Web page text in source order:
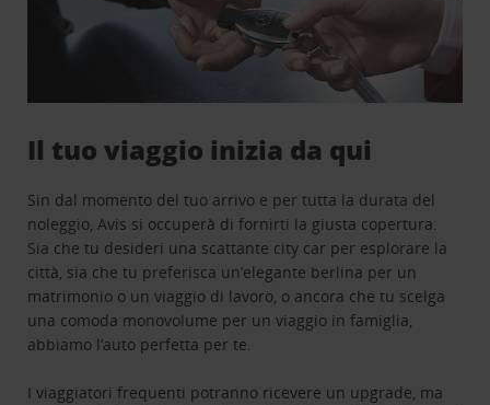
Il tuo viaggio inizia da qui
Sin dal momento del tuo arrivo e per tutta la durata del
noleggio, Avis si occuperà di fornirti la giusta copertura.
Sia che tu desideri una scattante city car per esplorare la
città, sia che tu preferisca un’elegante berlina per un
matrimonio o un viaggio di lavoro, o ancora che tu scelga
una comoda monovolume per un viaggio in famiglia,
abbiamo l’auto perfetta per te.
I viaggiatori frequenti potranno ricevere un upgrade, ma